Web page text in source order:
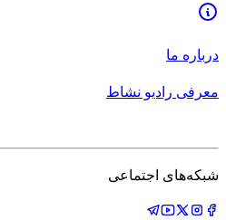
درباره ما
معرفی رادیو نشاط
شبکه‌های اجتماعی